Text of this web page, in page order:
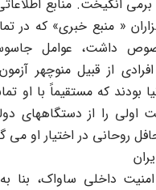
انگیخت. منابع
« منبع خبری» که در
داشت، عوامل
از قبیل منوچهر
بودند که مستقیماً با او
اولی را از دستگاههای
روحانی در اختیار او می
امنیت داخلی ساواک، بنا